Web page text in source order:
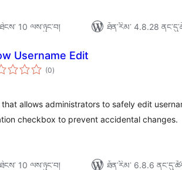
10 ལས་ཉུང་བ།
ཐོན་རིམ་ 4.8.28
Username Edit
(0གདེང་
འཇོག་
)
that allows administrators to safely edit
checkbox to prevent accidental changes.
10 ལས་ཉུང་བ།
ཐོན་རིམ་ 6.8.6